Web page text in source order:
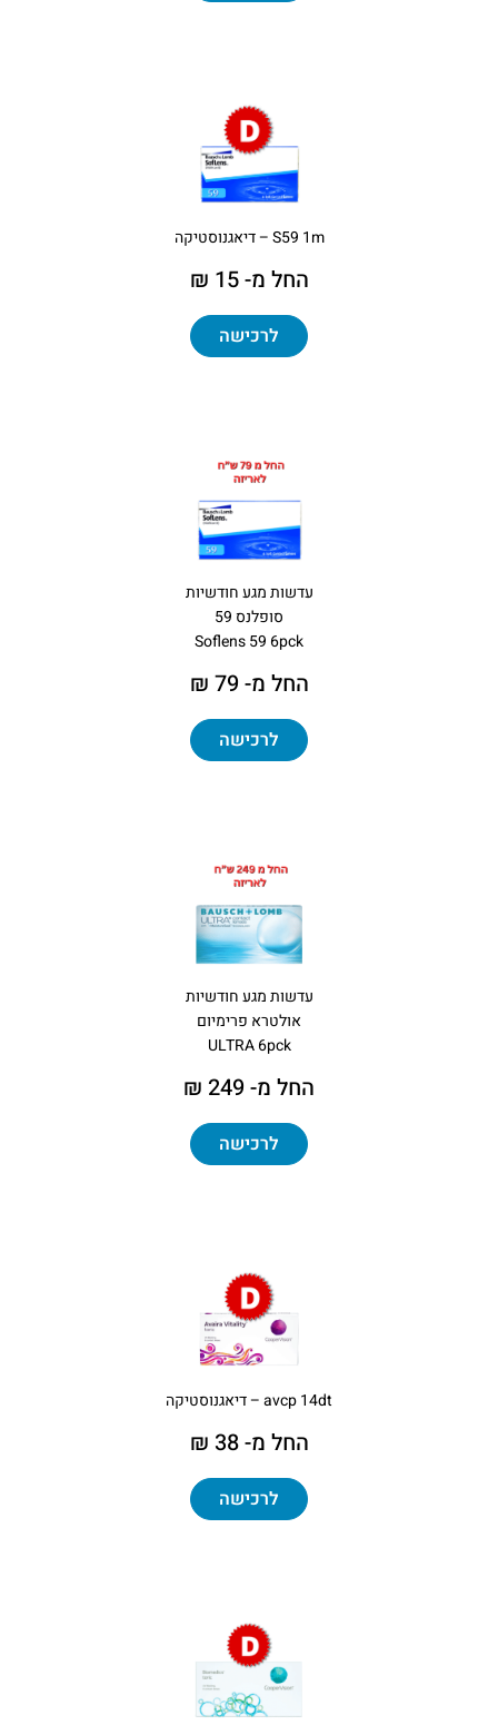
S59 1m – דיאגנוסטיקה
החל מ- 15 ₪
לרכישה
עדשות מגע חודשיות
סופלנס 59
Soflens 59 6pck
החל מ- 79 ₪
לרכישה
עדשות מגע חודשיות
אולטרא פרימיום
ULTRA 6pck
החל מ- 249 ₪
לרכישה
avcp 14dt – דיאגנוסטיקה
החל מ- 38 ₪
לרכישה